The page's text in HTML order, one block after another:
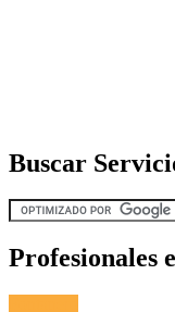
Buscar
Profesionales